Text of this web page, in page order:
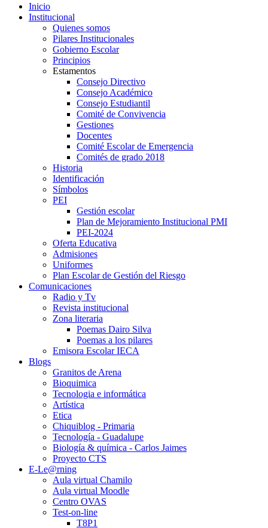
Inicio
Institucional
Quienes somos
Pilares Institucionales
Gobierno Escolar
Principios
Estamentos
Consejo Directivo
Consejo Académico
Consejo Estudiantil
Comité de Convivencia
Gestiones
Docentes
Comité Escolar de Emergencia
Comités de grado 2018
Historia
Identificación
Símbolos
PEI
Gestión escolar
Plan de Mejoramiento Institucional PMI
PEI-2024
Oferta Educativa
Admisiones
Uniformes
Plan Escolar de Gestión del Riesgo
Comunicaciones
Radio y Tv
Revista institucional
Zona literaria
Poemas Dairo Silva
Poemas a los pilares
Emisora Escolar IECA
Blogs
Granitos de Arena
Bioquimica
Tecnologia e informática
Artística
Etica
Chiquiblog - Primaria
Tecnología - Guadalupe
Biología & química - Carlos Jaimes
Proyecto CTS
E-Le@rning
Aula virtual Chamilo
Aula virtual Moodle
Centro OVAS
Test-on-line
T8P1